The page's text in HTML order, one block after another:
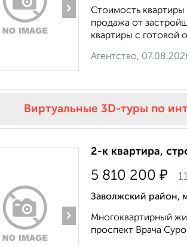
›
Стоимость
продажа от
квартиры с готовой
Агентство,
Виртуальные 3D-туры по
›
2-к квартира,
5 810 200 ₽
Заволжский район,
Многоквартирный
проспект Врача